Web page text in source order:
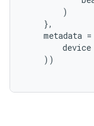
)
},
metadata =
device
))